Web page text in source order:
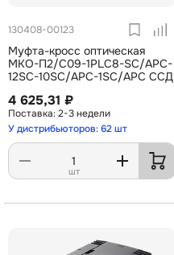
130408-00123
Муфта-кросс оптическая
МКО-П2/С09-1PLC8-SC/APC-
12SC-10SC/APC-1SC/APC ССД
4 625,31 ₽
2-3 недели
У дистрибьюторов: 62 шт
шт